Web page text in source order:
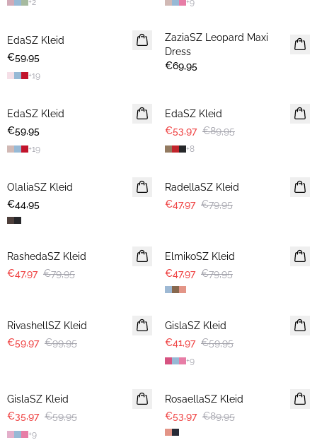
+2 +9
EdaSZ Kleid
€59,95
+19
ZaziaSZ Leopard Maxi
Dress
€69,95
EdaSZ Kleid
€59,95
+19
EdaSZ Kleid
€53,97 €89,95
+8
NEUHEIT
OlaliaSZ Kleid
€44,95
RadellaSZ Kleid
€47,97 €79,95
-40%
RashedaSZ Kleid
€47,97 €79,95
ElmikoSZ Kleid
€47,97 €79,95
RivashellSZ Kleid
€59,97 €99,95
30%
GislaSZ Kleid
€41,97 €59,95
+9
GislaSZ Kleid
€35,97 €59,95
+9
RosaellaSZ Kleid
€53,97 €89,95